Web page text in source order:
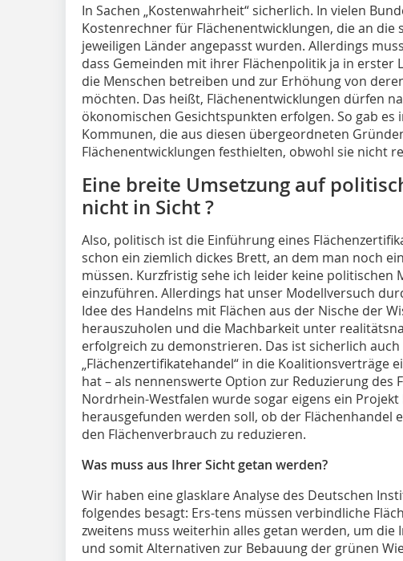
In Sachen „Kostenwahrheit“ sicherlich. In vielen
Kostenrechner für Flächenentwicklungen, die an die
jeweiligen Länder angepasst wurden. Allerdings
dass Gemeinden mit ihrer Flächenpolitik ja in erster
die Menschen betreiben und zur Erhöhung von
möchten. Das heißt, Flächenentwicklungen dürfen
ökonomischen Gesichtspunkten erfolgen. So gab es
Kommunen, die aus diesen übergeordneten
Flächenentwicklungen festhielten, obwohl sie nicht
Eine breite Umsetzung auf
nicht in Sicht ?
Also, politisch ist die Einführung eines
schon ein ziemlich dickes Brett, an dem man noch
müssen. Kurzfristig sehe ich leider keine politischen
einzuführen. Allerdings hat unser Modellversuch
Idee des Handelns mit Flächen aus der Nische der
herauszuholen und die Machbarkeit unter
erfolgreich zu demonstrieren. Das ist sicherlich
„Flächenzertifikatehandel“ in die Koalitionsverträge
hat – als nennenswerte Option zur Reduzierung des
Nordrhein-Westfalen wurde sogar eigens ein
herausgefunden werden soll, ob der Flächenhandel
den Flächenverbrauch zu reduzieren.
Was muss aus Ihrer Sicht getan werden?
Wir haben eine glasklare Analyse des Deutschen
folgendes besagt: Ers-tens müssen verbindliche
zweitens muss weiterhin alles getan werden, um die
und somit Alternativen zur Bebauung der grünen